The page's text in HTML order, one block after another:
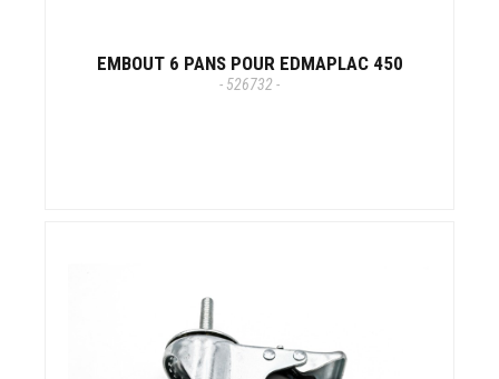
EMBOUT 6 PANS POUR EDMAPLAC 450
- 526732 -